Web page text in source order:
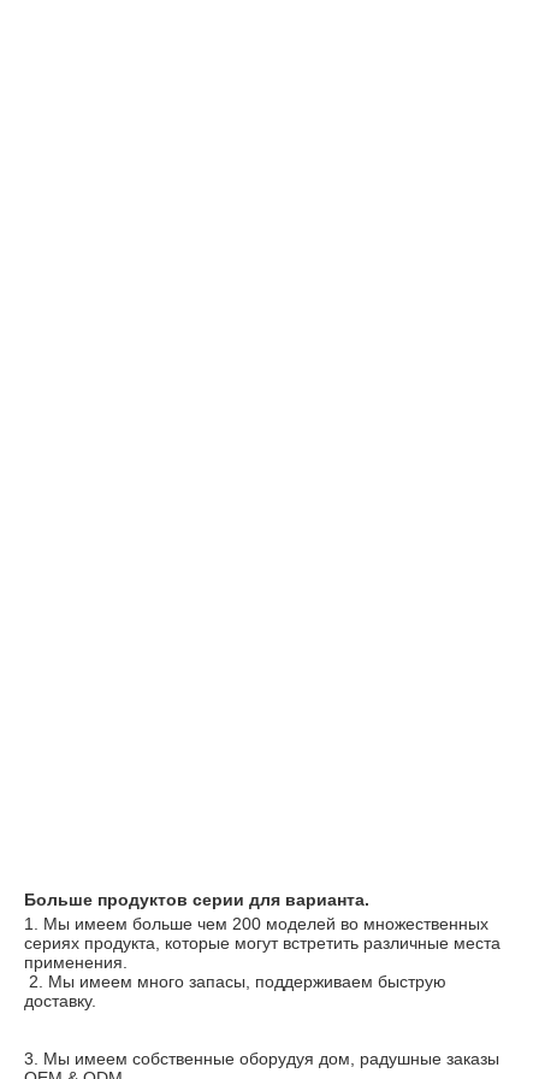
Больше продуктов серии для варианта.
1. Мы имеем больше чем 200 моделей во множественных
сериях продукта, которые могут встретить различные места
применения.
2. Мы имеем много запасы, поддерживаем быструю
доставку.
3. Мы имеем собственные оборудуя дом, радушные заказы